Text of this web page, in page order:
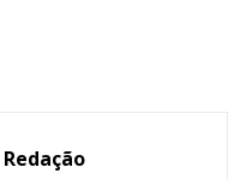
Redação